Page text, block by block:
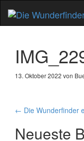
13. Oktober 2022 von
Artikel-
Navigation
← Die Wunderfinder
Neueste